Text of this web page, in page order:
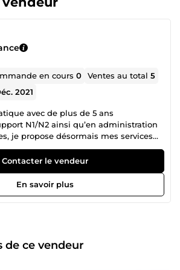
en cours0 Ventes au total5
2021
avec de plus de 5 ans
N1/N2 ainsi qu’en administration
je propose désormais mes services
entreprises et particuliers
de maintenance ou
parallèle, je dirige depuis janvier 2026
spécialisée dans l’animation
traitance DJ et la location de
Ce double parcours me permet
et créativité, tout en développant
Contacter le vendeur
En savoir plus
de ce vendeur